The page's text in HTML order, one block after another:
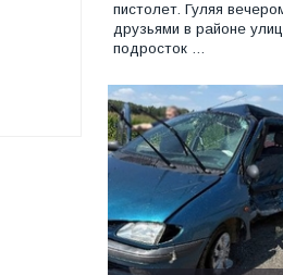
пистолет. Гуляя
друзьями в районе
подросток …